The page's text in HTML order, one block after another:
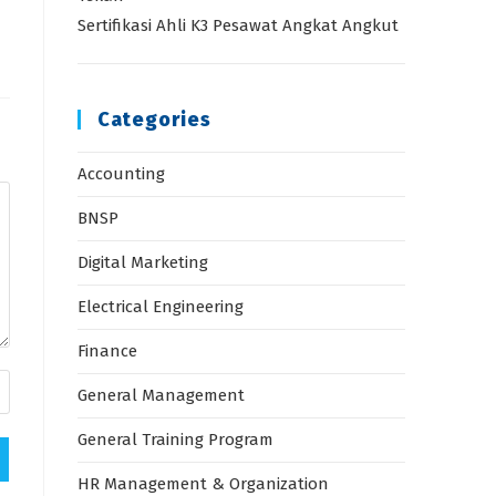
Sertifikasi Ahli K3 Pesawat Angkat Angkut
Categories
Accounting
BNSP
Digital Marketing
Electrical Engineering
Finance
General Management
General Training Program
HR Management & Organization